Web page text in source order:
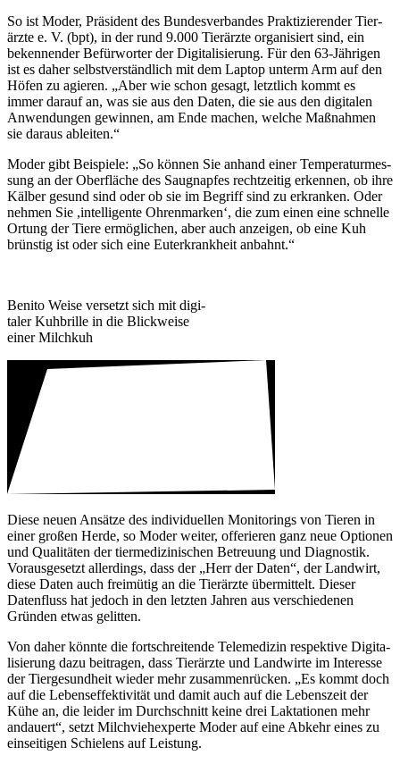
So ist Moder, Präsi­dent des Bundes­ver­bandes Prak­ti­zie­render Tier­
ärzte e. V. (bpt), in der rund 9.000 Tier­ärzte orga­ni­siert sind, ein
beken­nender Befür­worter der Digi­ta­li­sie­rung. Für den 63-Jährigen
ist es daher selbst­ver­ständ­lich mit dem Laptop unterm Arm auf den
Höfen zu agieren. „Aber wie schon gesagt, letzt­lich kommt es
immer darauf an, was sie aus den Daten, die sie aus den digi­talen
Anwen­dungen gewinnen, am Ende machen, welche Maßnahmen
sie daraus ableiten.“
Moder gibt Beispiele: „So können Sie anhand einer Tempe­ra­tur­mes­
sung an der Ober­fläche des Saug­napfes recht­zeitig erkennen, ob ihre
Kälber gesund sind oder ob sie im Begriff sind zu erkranken. Oder
nehmen Sie ,intel­li­gente Ohren­marken‘, die zum einen eine schnelle
Ortung der Tiere ermög­li­chen, aber auch anzeigen, ob eine Kuh
brünstig ist oder sich eine Euter­krank­heit anbahnt.“
Benito Weise versetzt sich mit digi­
taler Kuhbrille in die Blick­weise
einer Milchkuh
Diese neuen Ansätze des indi­vi­du­ellen Moni­to­rings von Tieren in
einer großen Herde, so Moder weiter, offe­rieren ganz neue Optionen
und Quali­täten der tier­me­di­zi­ni­schen Betreuung und Diagnostik.
Voraus­ge­setzt aller­dings, dass der „Herr der Daten“, der Land­wirt,
diese Daten auch frei­mütig an die Tier­ärzte über­mit­telt. Dieser
Daten­fluss hat jedoch in den letzten Jahren aus verschie­denen
Gründen etwas gelitten.
Von daher könnte die fort­schrei­tende Tele­me­dizin respek­tive Digi­ta­
li­sie­rung dazu beitragen, dass Tier­ärzte und Land­wirte im Inter­esse
der Tier­ge­sund­heit wieder mehr zusam­men­rü­cken. „Es kommt doch
auf die Lebens­ef­fek­ti­vität und damit auch auf die Lebens­zeit der
Kühe an, die leider im Durch­schnitt keine drei Lakta­tionen mehr
andauert“, setzt Milch­vieh­ex­perte Moder auf eine Abkehr eines zu
einsei­tigen Schie­lens auf Leis­tung.